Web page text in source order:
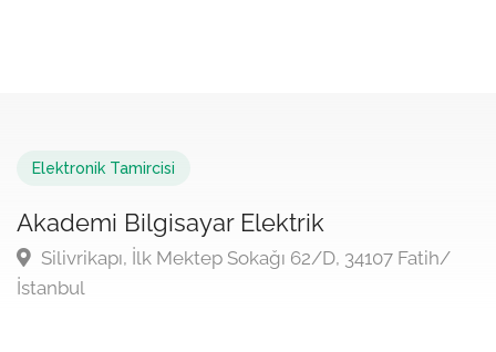
Elektronik Tamircisi
Akademi Bilgisayar Elektrik
Silivrikapı, İlk Mektep Sokağı 62/D, 34107 Fatih/
İstanbul